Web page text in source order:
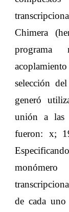
Chimera
programa
selección
generó
unión a las
fueron: x;
de cada uno